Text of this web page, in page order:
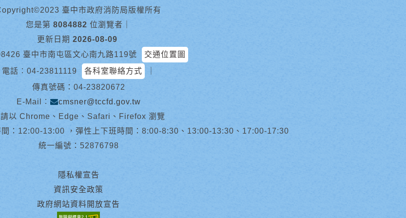
臺中市政府消防局版權所有
您是第 8084882 位瀏覽者
更新日期 2026-08-09
臺中市南屯區文心南九路119號
交通位置圖
電話︰ 04-23811119 各科室聯絡方式
傳真號碼：04-23820672
E-Mail︰
cmsner@tccfd.gov.tw
請以 Chrome、Edge、Safari、Firefox 瀏覽
：12:00-13:00 ，彈性上下班時間：8:00-8:30、13:00-13:30、17:00-17:30
統一編號：52876798
隱私權宣告
資訊安全政策
政府網站資料開放宣告